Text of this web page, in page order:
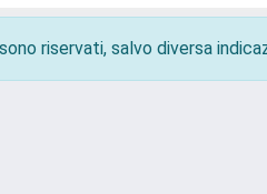
riservati, salvo diversa